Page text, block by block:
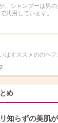
、シャンプーは男
共用しています。
はオススメののヘア
2
め
知らずの美肌